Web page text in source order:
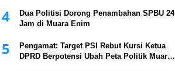
4
Dua Politisi Dorong Penambahan SPBU 24
Jam di Muara Enim
5
Pengamat: Target PSI Rebut Kursi Ketua
DPRD Berpotensi Ubah Peta Politik Muara